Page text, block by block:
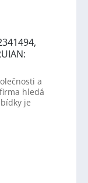
a
hledá
je